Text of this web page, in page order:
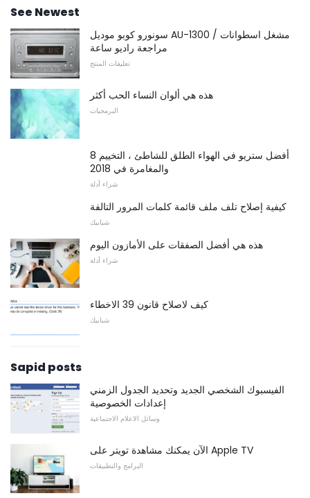
See Newest
سونورو كوبو موديل AU-1300 مشغل اسطوانات /
مراجعة راديو ساعة
تعليقات المنتج
هذه هي ألوان النساء الحب أكثر
البرمجيات
8 أفضل ستريو في الهواء الطلق للشاطئ ، التخييم
والمغامرة في 2018
شراء أدلة
كيفية إصلاح تلف ملف قائمة كلمات المرور التالفة
شبابيك
هذه هي أفضل الصفقات على الأمازون اليوم
شراء أدلة
كيف لاصلاح قانون 39 الاخطاء
شبابيك
Sapid posts
الفيسبوك الشخصي الجديد وتحديد الجدول الزمني
إعدادات الخصوصية
وسائل الاعلام الاجتماعية
الآن يمكنك مشاهدة تويتر على Apple TV
البرامج والتطبيقات